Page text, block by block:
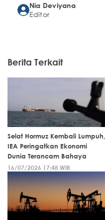
Nia Deviyana
Editor
Berita Terkait
Selat Hormuz Kembali Lumpuh,
IEA Peringatkan Ekonomi
Dunia Terancam Bahaya
16/07/2026 17:48 WIB